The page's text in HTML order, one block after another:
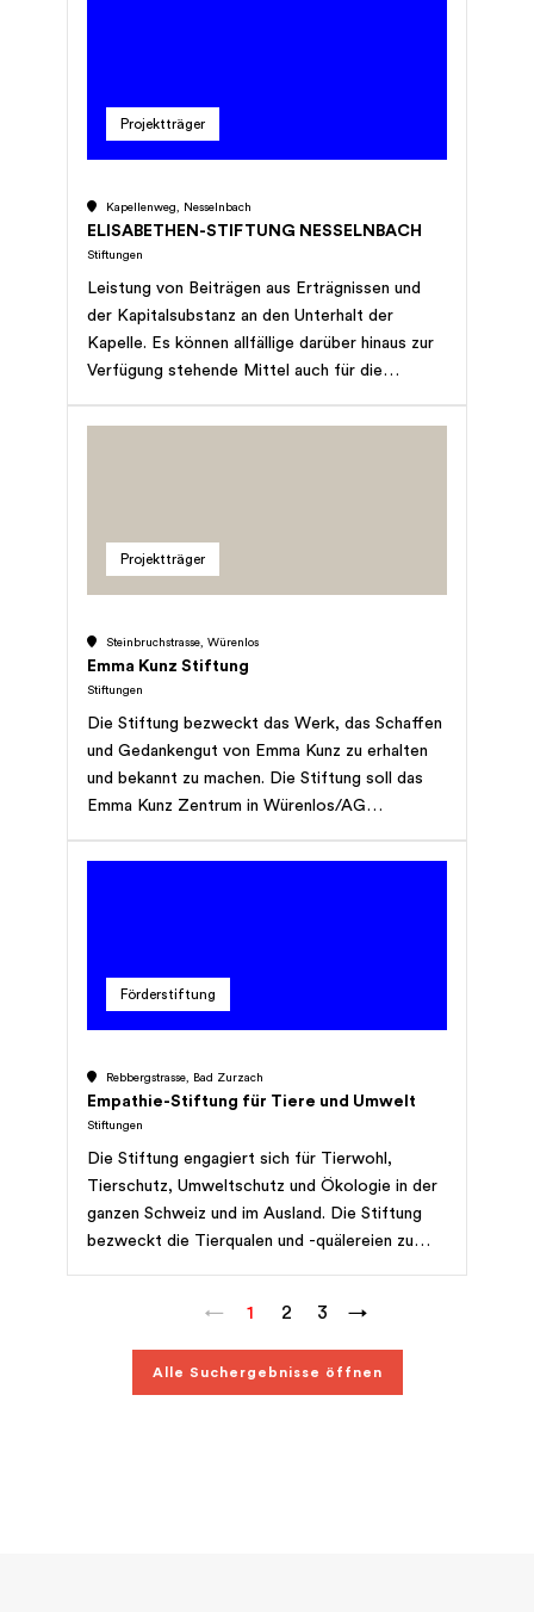
Sponsoren-Marketing und eigene Mittel der
Projektträger
Kapellenweg, Nesselnbach
ELISABETHEN-STIFTUNG NESSELNBACH
Stiftungen
Leistung von Beiträgen aus Erträgnissen und
der Kapitalsubstanz an den Unterhalt der
Kapelle. Es können allfällige darüber hinaus zur
Verfügung stehende Mittel auch für die
von Nesselnbach verwendet werden. Der
Projektträger
Steinbruchstrasse, Würenlos
Emma Kunz Stiftung
Stiftungen
Die Stiftung bezweckt das Werk, das Schaffen
und Gedankengut von Emma Kunz zu erhalten
und bekannt zu machen. Die Stiftung soll das
Emma Kunz Zentrum in Würenlos/AG
Begegnungsstätte und ein Therapiezentrum für
Förderstiftung
Rebbergstrasse, Bad Zurzach
Empathie-Stiftung für Tiere und Umwelt
Stiftungen
Die Stiftung engagiert sich für Tierwohl,
Tierschutz, Umweltschutz und Ökologie in der
ganzen Schweiz und im Ausland. Die Stiftung
bezweckt die Tierqualen und -quälereien zu
gebieten, sowie Umweltschutz in jeder
Hinsicht, in jedem seiner Aspekte und auf allen
Ebenen zu fördern. Die Stiftung fördert und
← 1 2 3 →
Alle Suchergebnisse öffnen